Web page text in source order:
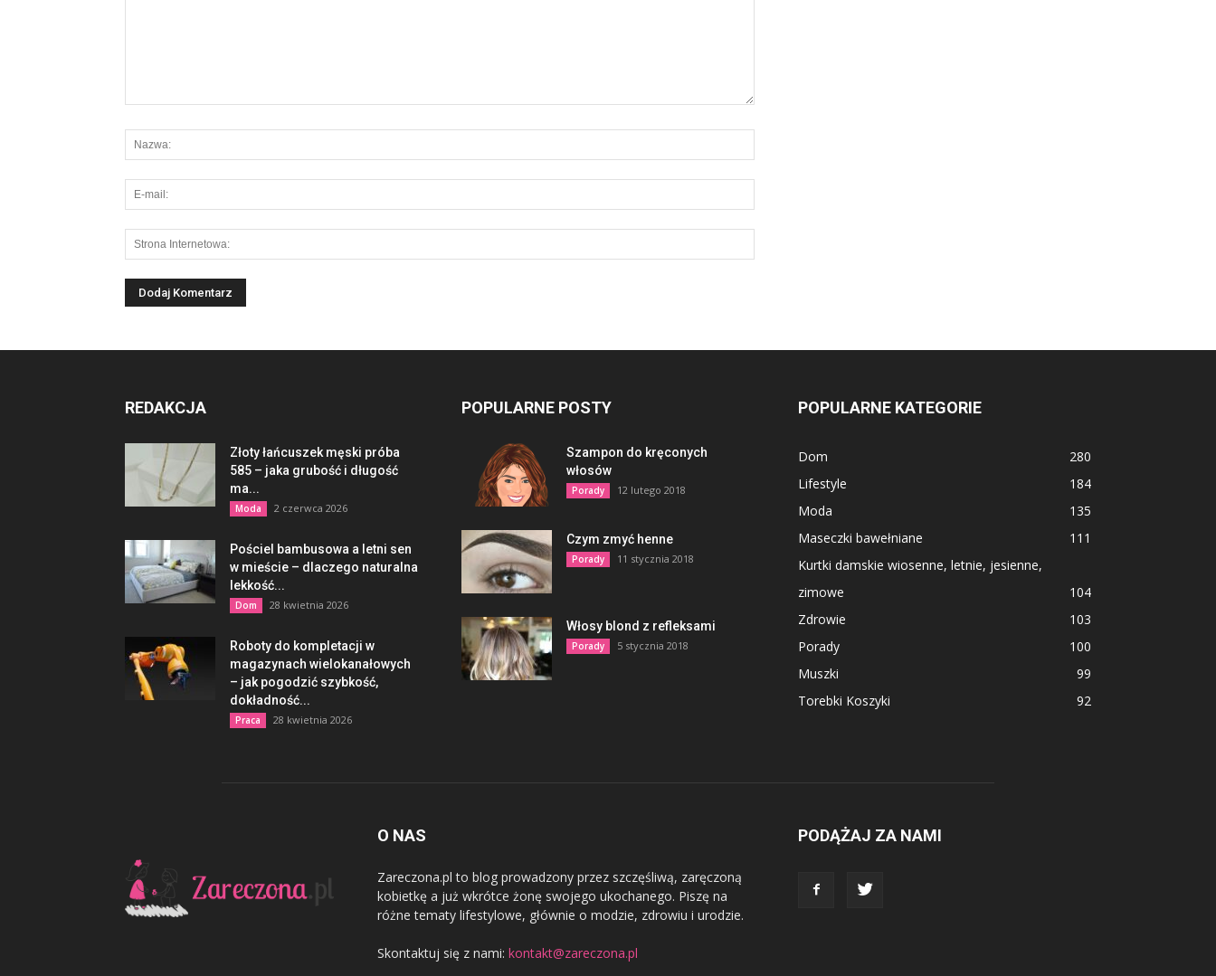
REDAKCJA
Złoty łańcuszek męski próba
585 – jaka grubość i długość
ma...
Moda 2 czerwca 2026
Pościel bambusowa a letni sen
w mieście – dlaczego naturalna
lekkość...
Dom 28 kwietnia 2026
Roboty do kompletacji w
magazynach wielokanałowych
– jak pogodzić szybkość,
dokładność...
Praca 28 kwietnia 2026
POPULARNE POSTY
Szampon do kręconych
włosów
Porady 12 lutego 2018
Czym zmyć henne
Porady 11 stycznia 2018
Włosy blond z refleksami
Porady 5 stycznia 2018
POPULARNE KATEGORIE
Dom
280
Lifestyle
184
Moda
135
Maseczki bawełniane
111
Kurtki damskie wiosenne, letnie, jesienne,
zimowe
104
Zdrowie
103
Porady
100
Muszki
99
Torebki Koszyki
92
O NAS
Zareczona.pl to blog prowadzony przez szczęśliwą, zaręczoną
kobietkę a już wkrótce żonę swojego ukochanego. Piszę na
różne tematy lifestylowe, głównie o modzie, zdrowiu i urodzie.
Skontaktuj się z nami: kontakt@zareczona.pl
PODĄŻAJ ZA NAMI